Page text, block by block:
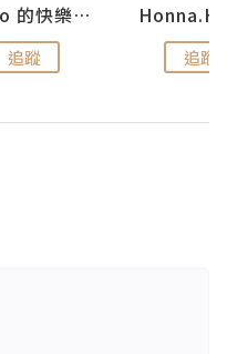
Tomo 的快樂宇宙
追蹤
Honna.H
追蹤